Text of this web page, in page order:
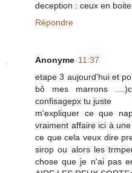
deception : ceux en
Répondre
Anonyme 11:37
etape 3 aujourd'hui et
bô mes marrons
confisagepx tu juste
m'expliquer ce que
vraiment affaire ici à
ce que cela veux dire
sirop ou alors les
chose que je n'ai pas